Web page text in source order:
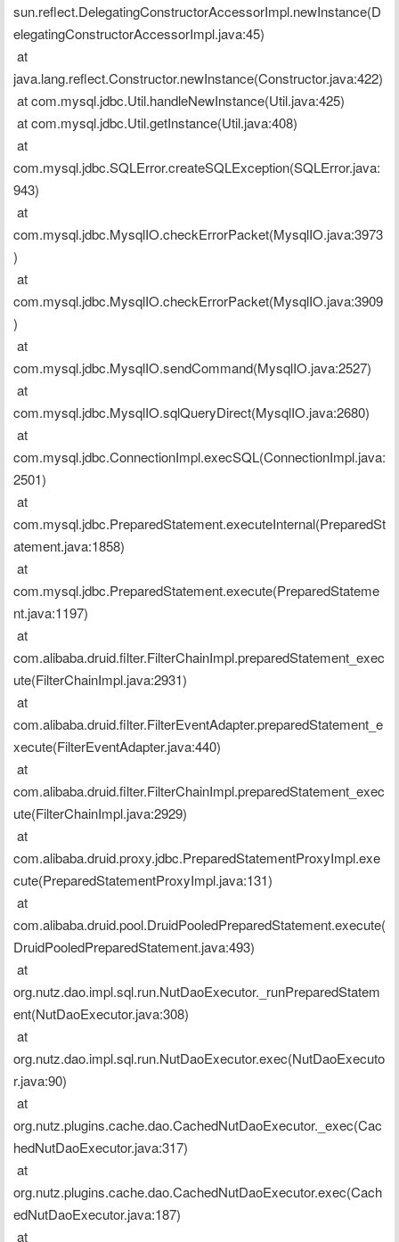
sun.reflect.DelegatingConstructorAccessorImpl.newInstance(D
elegatingConstructorAccessorImpl.java:45)
java.lang.reflect.Constructor.newInstance(Constructor.java:422)
at com.mysql.jdbc.Util.handleNewInstance(Util.java:425)
at com.mysql.jdbc.Util.getInstance(Util.java:408)
com.mysql.jdbc.SQLError.createSQLException(SQLError.java:
943)
com.mysql.jdbc.MysqlIO.checkErrorPacket(MysqlIO.java:3973
)
com.mysql.jdbc.MysqlIO.checkErrorPacket(MysqlIO.java:3909
)
com.mysql.jdbc.MysqlIO.sendCommand(MysqlIO.java:2527)
com.mysql.jdbc.MysqlIO.sqlQueryDirect(MysqlIO.java:2680)
com.mysql.jdbc.ConnectionImpl.execSQL(ConnectionImpl.java:
2501)
com.mysql.jdbc.PreparedStatement.executeInternal(PreparedSt
atement.java:1858)
com.mysql.jdbc.PreparedStatement.execute(PreparedStateme
nt.java:1197)
com.alibaba.druid.filter.FilterChainImpl.preparedStatement_exec
ute(FilterChainImpl.java:2931)
com.alibaba.druid.filter.FilterEventAdapter.preparedStatement_e
xecute(FilterEventAdapter.java:440)
com.alibaba.druid.filter.FilterChainImpl.preparedStatement_exec
ute(FilterChainImpl.java:2929)
com.alibaba.druid.proxy.jdbc.PreparedStatementProxyImpl.exe
cute(PreparedStatementProxyImpl.java:131)
com.alibaba.druid.pool.DruidPooledPreparedStatement.execute(
DruidPooledPreparedStatement.java:493)
org.nutz.dao.impl.sql.run.NutDaoExecutor._runPreparedStatem
ent(NutDaoExecutor.java:308)
org.nutz.dao.impl.sql.run.NutDaoExecutor.exec(NutDaoExecuto
r.java:90)
org.nutz.plugins.cache.dao.CachedNutDaoExecutor._exec(Cac
hedNutDaoExecutor.java:317)
org.nutz.plugins.cache.dao.CachedNutDaoExecutor.exec(Cach
edNutDaoExecutor.java:187)